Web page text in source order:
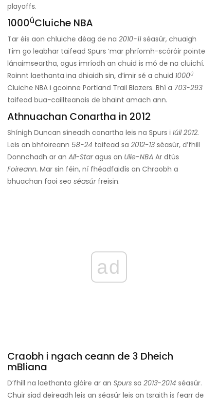
playoffs.
1000úCluiche NBA
Tar éis aon chluiche déag de na 2010-11 séasúr, chuaigh
Tim go leabhar taifead Spurs ’mar phríomh-scóróir pointe
lánaimseartha, agus imríodh an chuid is mó de na cluichí.
Roinnt laethanta ina dhiaidh sin, d’imir sé a chuid 1000ú
Cluiche NBA i gcoinne Portland Trail Blazers. Bhí a 703-293
taifead bua-caillteanais de bhaint amach ann.
Athnuachan Conartha in 2012
Shínigh Duncan síneadh conartha leis na Spurs i Iúil 2012.
Leis an bhfoireann 58-24 taifead sa 2012-13 séasúr, d’fhill
Donnchadh ar an All-Staragus an Uile-NBA Ar dtús
Foireann. Mar sin féin, ní fhéadfaidís an Chraobh a
bhuachan faoi seo séasúrfreisin.
ad
Craobh i ngach ceann de 3 Dheich
mBliana
D’fhill na laethanta glóire ar an Spurs sa 2013-2014 séasúr.
Chuir siad deireadh leis an séasúr leis an tsraith is fearr de